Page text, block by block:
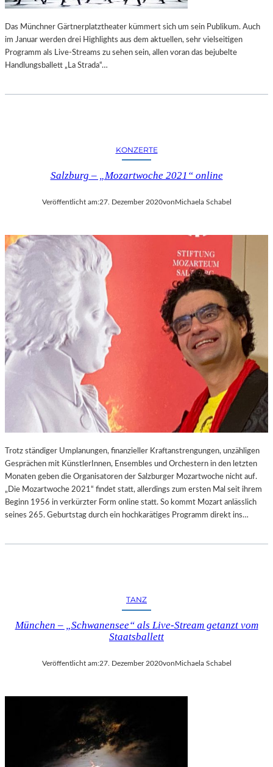
Das Münchner Gärtnerplatztheater kümmert sich um sein Publikum. Auch
im Januar werden drei Highlights aus dem aktuellen, sehr vielseitigen
Programm als Live-Streams zu sehen sein, allen voran das bejubelte
Handlungsballett „La Strada“…
KONZERTE
Salzburg – „Mozartwoche 2021“ online
Veröffentlicht am:27. Dezember 2020vonMichaela Schabel
Trotz ständiger Umplanungen, finanzieller Kraftanstrengungen, unzähligen
Gesprächen mit KünstlerInnen, Ensembles und Orchestern in den letzten
Monaten geben die Organisatoren der Salzburger Mozartwoche nicht auf.
„Die Mozartwoche 2021“ findet statt, allerdings zum ersten Mal seit ihrem
Beginn 1956 in verkürzter Form online statt. So kommt Mozart anlässlich
seines 265. Geburtstag durch ein hochkarätiges Programm direkt ins…
TANZ
München – „Schwanensee“ als Live-Stream getanzt vom
Staatsballett
Veröffentlicht am:27. Dezember 2020von Michaela Schabel